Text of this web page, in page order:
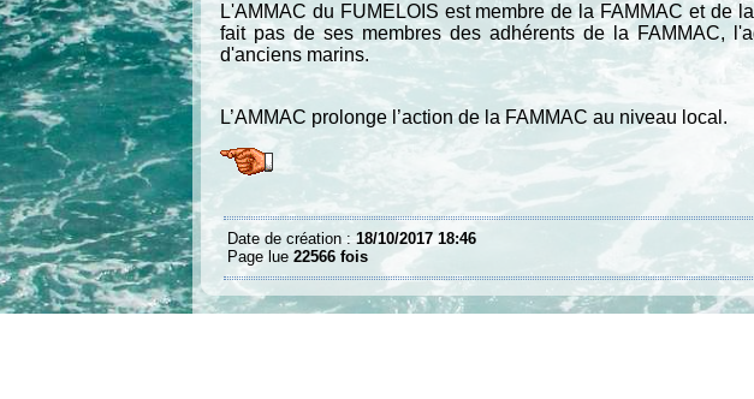
L'AMMAC du FUMELOIS est membre de la FAMMAC et de la
fait pas de ses membres des adhérents de la FAMMAC,
d'anciens marins.
L’AMMAC prolonge l’action de la FAMMAC au niveau local.
Date de création : 18/10/2017 18:46
Page lue 22566 fois